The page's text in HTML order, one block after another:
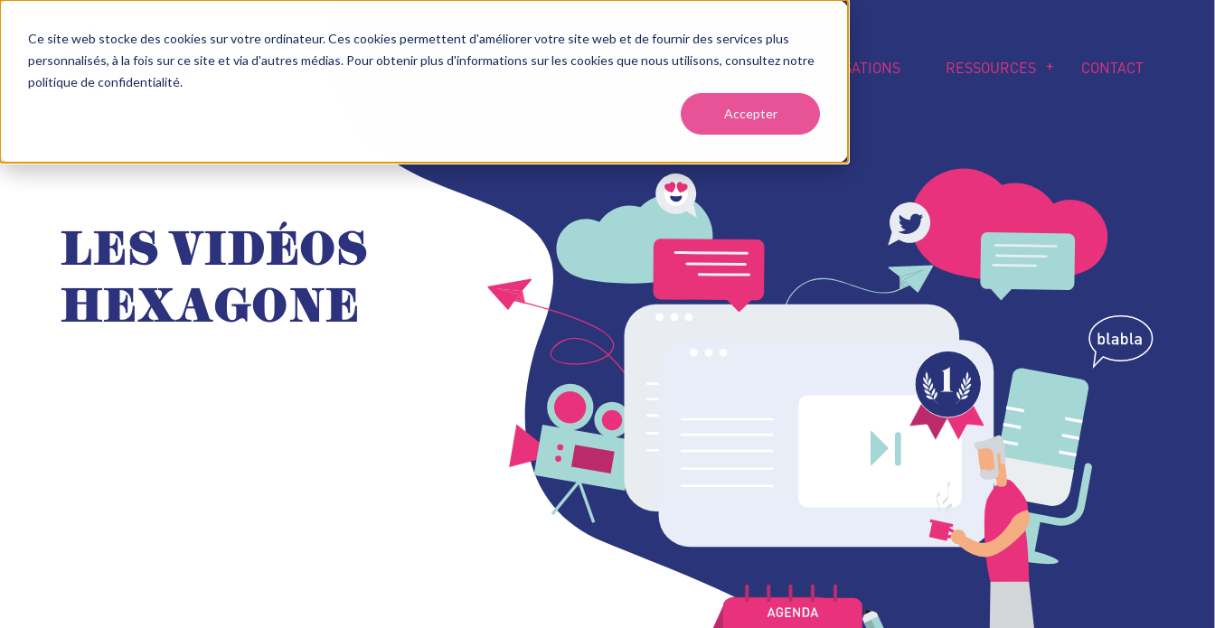
Ce site web stocke des cookies sur votre ordinateur. Ces cookies permettent d'améliorer votre site web et de fournir des services plus
personnalisés, à la fois sur ce site et via d'autres médias. Pour obtenir plus d'informations sur les cookies que nous utilisons, consultez notre
politique de confidentialité.
Accepter
VOS OBJECTIFS NOS OFFRES HUBSPOT RÉALISATIONS RESSOURCES CONTACT
LES VIDÉOS
HEXAGONE